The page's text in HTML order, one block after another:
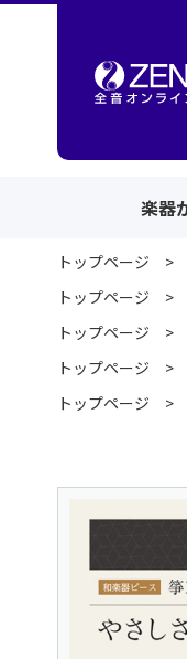
楽器
トップページ
トップページ
トップページ
トップページ
トップページ